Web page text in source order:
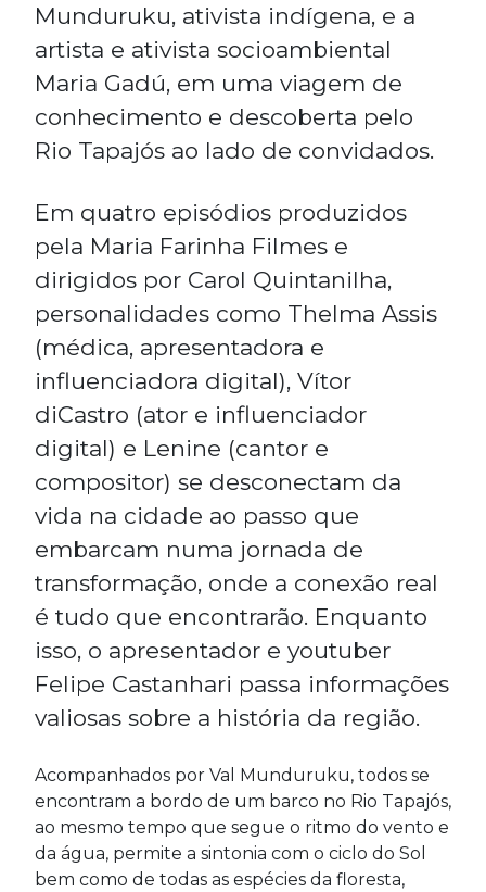
Munduruku, ativista indígena, e a
artista e ativista socioambiental
Maria Gadú, em uma viagem de
conhecimento e descoberta pelo
Rio Tapajós ao lado de convidados.
Em quatro episódios produzidos
pela Maria Farinha Filmes e
dirigidos por Carol Quintanilha,
personalidades como Thelma Assis
(médica, apresentadora e
influenciadora digital), Vítor
diCastro (ator e influenciador
digital) e Lenine (cantor e
compositor) se desconectam da
vida na cidade ao passo que
embarcam numa jornada de
transformação, onde a conexão real
é tudo que encontrarão. Enquanto
isso, o apresentador e youtuber
Felipe Castanhari passa informações
valiosas sobre a história da região.
Acompanhados por Val Munduruku, todos se
encontram a bordo de um barco no Rio Tapajós,
ao mesmo tempo que segue o ritmo do vento e
da água, permite a sintonia com o ciclo do Sol
bem como de todas as espécies da floresta,